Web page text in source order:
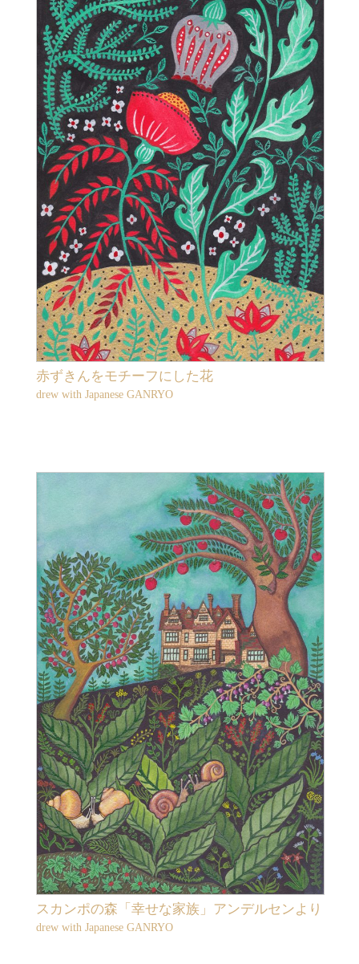
赤ずきんをモチーフにした花
drew with Japanese GANRYO
スカンポの森「幸せな家族」アンデルセンより
drew with Japanese GANRYO